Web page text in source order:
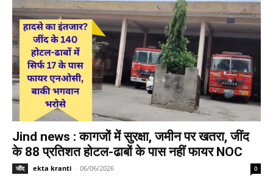
Jind news : कागजों में सुरक्षा, जमीन पर खतरा, जींद
के 88 प्रतिशत होटल-ढाबों के पास नहीं फायर NOC
जींद ekta kranti - 06/06/2026 0